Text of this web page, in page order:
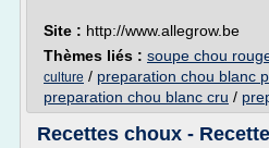
Site : http://www.allegrow.be
Thèmes liés : soupe chou
culture / preparation chou blanc
preparation chou blanc cru /
Recettes choux -